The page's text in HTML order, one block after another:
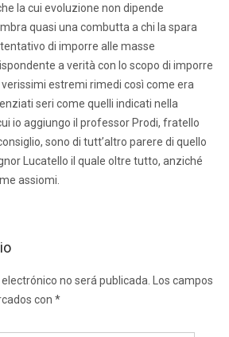
la cui evoluzione non dipende
quasi una combutta a chi la spara
di imporre alle masse
a verità con lo scopo di imporre
estremi rimedi così come era
seri come quelli indicati nella
io aggiungo il professor Prodi, fratello
sono di tutt’altro parere di quello
Lucatello il quale oltre tutto, anziché
assiomi.
no será publicada.
Los campos
con *